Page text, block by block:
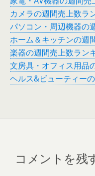
カメラの週間売上数ラ
パソコン・周辺機器の
ホーム＆キッチンの週
楽器の週間売上数ラン
文房具・オフィス用品
ヘルス&ビューティー
コメントを残